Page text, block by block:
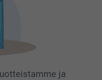
ja